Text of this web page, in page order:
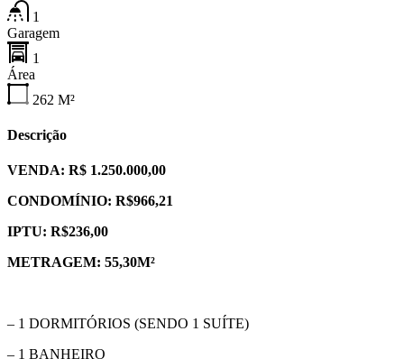
1
Garagem
1
Área
262 M²
Descrição
VENDA: R$ 1.250.000,00
CONDOMÍNIO: R$966,21
IPTU: R$236,00
METRAGEM: 55,30M²
– 1 DORMITÓRIOS (SENDO 1 SUÍTE)
– 1 BANHEIRO